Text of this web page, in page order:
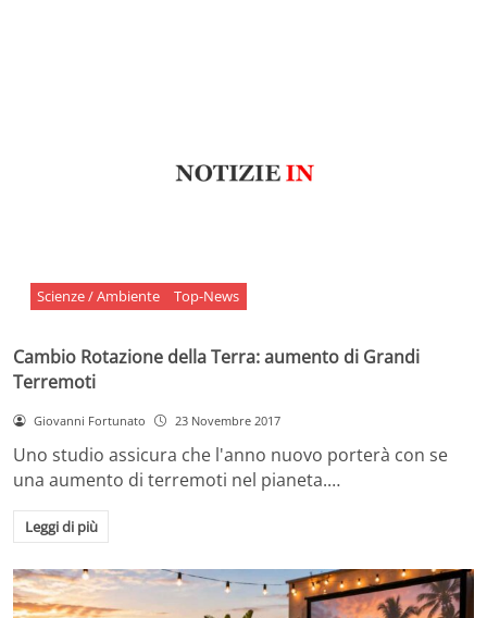
Scienze / Ambiente Top-News
Cambio Rotazione della Terra: aumento di Grandi
Terremoti
Giovanni Fortunato 23 Novembre 2017
Uno studio assicura che l'anno nuovo porterà con se
una aumento di terremoti nel pianeta.…
Leggi di più